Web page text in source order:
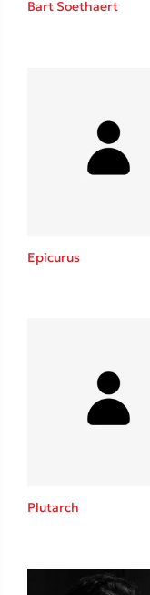
Το
Bart Soethaert
Epicurus
Plutarch